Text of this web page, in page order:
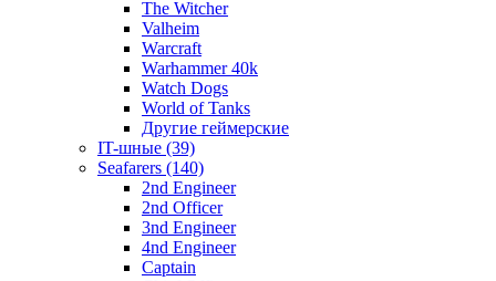
The Witcher
Valheim
Warcraft
Warhammer 40k
Watch Dogs
World of Tanks
Другие геймерские
IT-шные (39)
Seafarers (140)
2nd Engineer
2nd Officer
3nd Engineer
4nd Engineer
Captain